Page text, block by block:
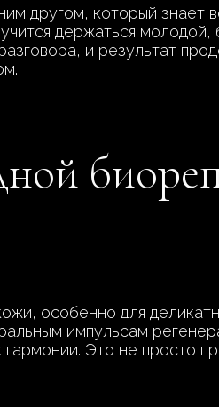
другом, который знает
держаться молодой,
и результат
особенно для
импульсам
Это не просто